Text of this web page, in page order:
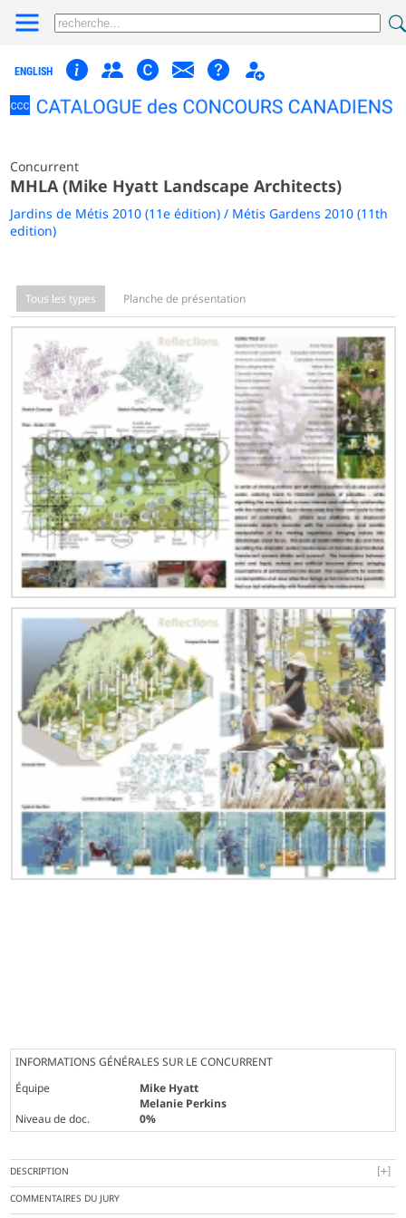
ENGLISH
Concurrent
MHLA (Mike Hyatt Landscape Architects)
Jardins de Métis 2010 (11e édition) / Métis Gardens 2010 (11th
edition)
Tous les types Planche de présentation
INFORMATIONS GÉNÉRALES SUR LE CONCURRENT
Équipe
Mike Hyatt
Melanie Perkins
Niveau de doc.
0%
DESCRIPTION
COMMENTAIRES DU JURY